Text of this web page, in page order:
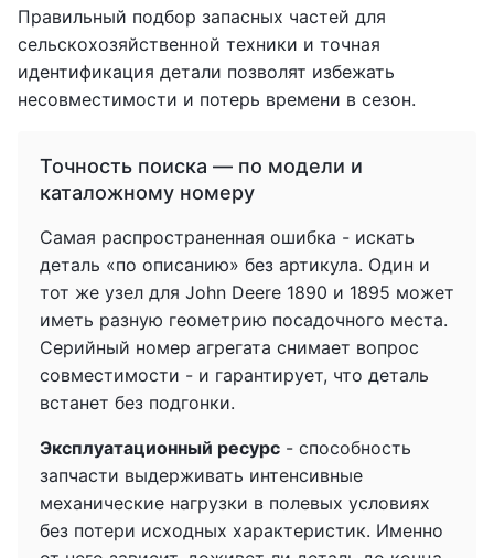
Правильный подбор запасных частей для
сельскохозяйственной техники и точная
идентификация детали позволят избежать
несовместимости и потерь времени в сезон.
Точность поиска — по модели и
каталожному номеру
Самая распространенная ошибка - искать
деталь «по описанию» без артикула. Один и
тот же узел для John Deere 1890 и 1895 может
иметь разную геометрию посадочного места.
Серийный номер агрегата снимает вопрос
совместимости - и гарантирует, что деталь
встанет без подгонки.
Эксплуатационный ресурс - способность
запчасти выдерживать интенсивные
механические нагрузки в полевых условиях
без потери исходных характеристик. Именно